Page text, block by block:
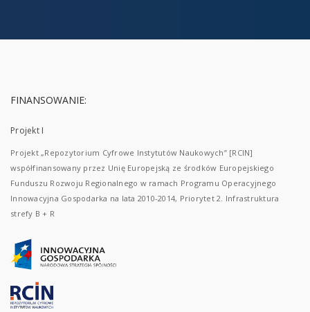
FINANSOWANIE:
Projekt I
Projekt „Repozytorium Cyfrowe Instytutów Naukowych” [RCIN]
współfinansowany przez Unię Europejską ze środków Europejskiego
Funduszu Rozwoju Regionalnego w ramach Programu Operacyjnego
Innowacyjna Gospodarka na lata 2010-2014, Priorytet 2. Infrastruktura
strefy B + R